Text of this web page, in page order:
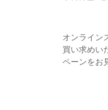
オンライン
買い求めい
ペーンをお